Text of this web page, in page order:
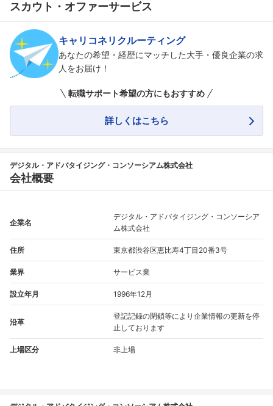
スカウト・オファーサービス
キャリコネリクルーティング
あなたの希望・経歴にマッチした大手・優良企業の求
人をお届け！
転職サポート希望の方にもおすすめ
詳しくはこちら
デジタル・アドバタイジング・コンソーシアム株式会社
会社概要
企業名
デジタル・アドバタイジング・コンソーシア
ム株式会社
住所 東京都渋谷区恵比寿4丁目20番3号
業界 サービス業
設立年月 1996年12月
沿革
登記記録の閉鎖等により企業情報の更新を停
止しております
上場区分 非上場